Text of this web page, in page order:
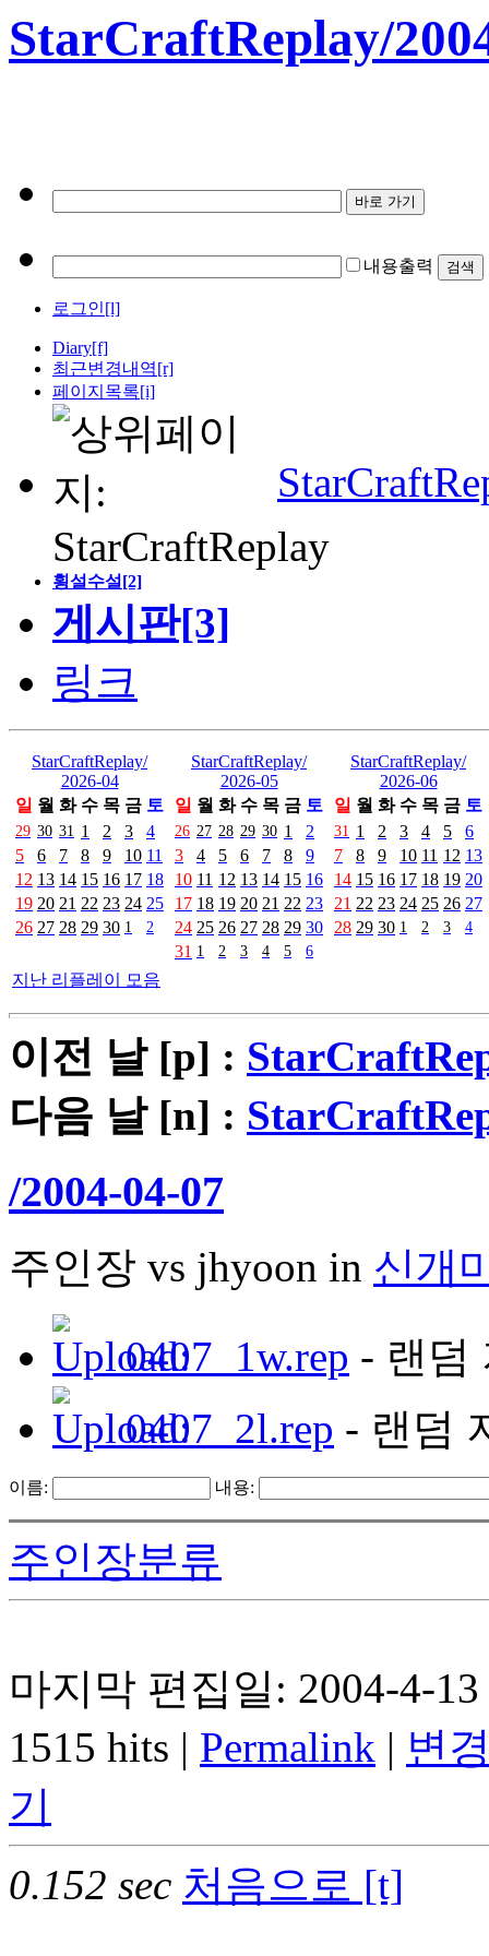
StarCraftReplay/
내용출력
로그인[l]
Diary[f]
최근변경내역[r]
페이지목록[i]
횡설수설[2]
게시판[3]
링크
StarCraftReplay/
2026-04
일 월 화 수 목 금 토
29 30 31 1 2 3
4
5
6 7 8 9 10 11
12 13 14 15 16 17 18
19 20 21 22 23 24 25
26 27 28 29 30 1 2
StarCraftReplay/
2026-05
일 월 화 수 목 금 토
26 27 28 29 30 1
2
3
4 5 6 7 8
9
10 11 12 13 14 15 16
17 18 19 20 21 22 23
24 25 26 27 28 29 30
31 1 2 3 4 5 6
StarCraftReplay/
2026-06
일 월 화 수 목 금 토
31 1 2 3 4 5
6
7
8 9 10 11 12 13
14 15 16 17 18 19 20
21 22 23 24 25 26 27
28 29 30 1 2 3 4
지난 리플레이 모음
이전 날 [p] :
다음 날 [n] :
/2004-04-07
주인장 vs jhyoon in 신개
0407_1w.rep - 랜덤
0407_2l.rep - 랜덤
이름: 내용:
주인장분류
마지막 편집일: 2004-4-
1515 hits | Permalink | 변
기
0.152 sec 처음으로 [t]